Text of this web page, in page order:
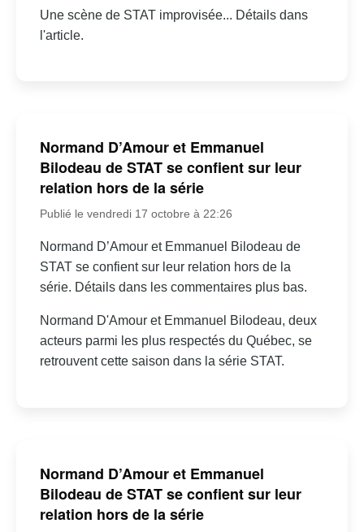
Une scène de STAT improvisée... Détails dans
l'article.
Normand D’Amour et Emmanuel
Bilodeau de STAT se confient sur leur
relation hors de la série
Publié le vendredi 17 octobre à 22:26
Normand D’Amour et Emmanuel Bilodeau de
STAT se confient sur leur relation hors de la
série. Détails dans les commentaires plus bas.
Normand D'Amour et Emmanuel Bilodeau, deux
acteurs parmi les plus respectés du Québec, se
retrouvent cette saison dans la série STAT.
Normand D’Amour et Emmanuel
Bilodeau de STAT se confient sur leur
relation hors de la série